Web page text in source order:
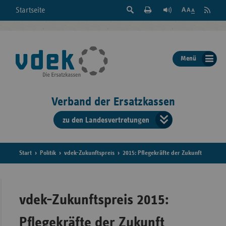
Startseite
Suche
der
Seite
Feed
Menü
Verband der Ersatzkassen
zu den Landesvertretungen
der
Start Politik vdek-Zukunftspreis 2015: Pflegekräfte der Zukunft
vdek-Zukunftspreis 2015:
Pflegekräfte der Zukunft